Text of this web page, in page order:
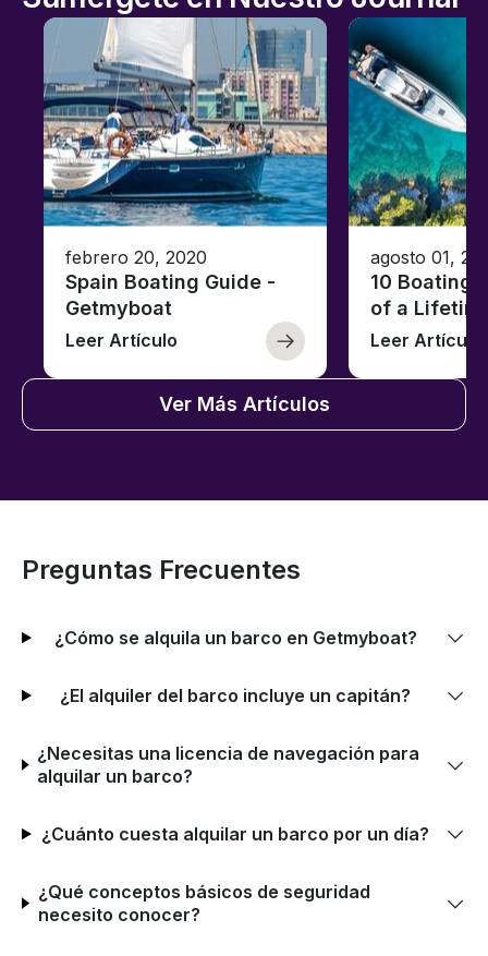
febrero 20, 2020
Spain Boating Guide -
Getmyboat
Leer Artículo
agosto 01,
10 Boating
of a
Leer Artículo
Ver Más Artículos
Preguntas Frecuentes
¿Cómo se alquila un barco en Getmyboat?
¿El alquiler del barco incluye un capitán?
¿Necesitas una licencia de navegación para
alquilar un barco?
¿Cuánto cuesta alquilar un barco por un día?
¿Qué conceptos básicos de seguridad
necesito conocer?